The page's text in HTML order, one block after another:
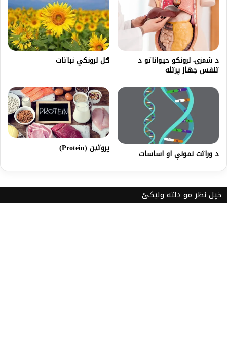
د شمزۍ لرونکو حیواناتو د
تنفس جهاز پرتله
ګل لرونکي نباتات
د وراثت نمونې او اساسات پروتین (Protein)
خپل نظر مو دلته ولیکئ